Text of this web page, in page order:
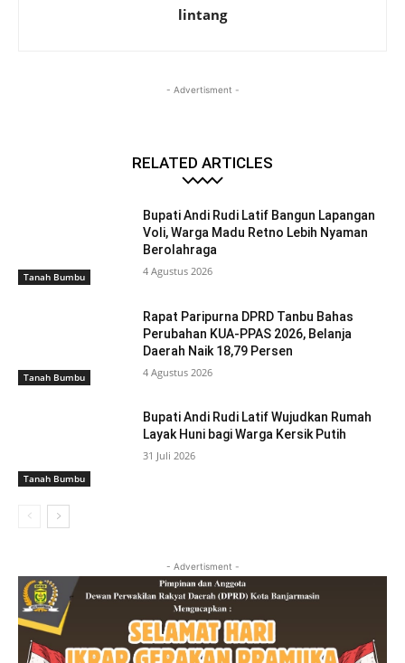
lintang
- Advertisment -
RELATED ARTICLES
Tanah Bumbu
Bupati Andi Rudi Latif Bangun Lapangan
Voli, Warga Madu Retno Lebih Nyaman
Berolahraga
4 Agustus 2026
Tanah Bumbu
Rapat Paripurna DPRD Tanbu Bahas
Perubahan KUA-PPAS 2026, Belanja
Daerah Naik 18,79 Persen
4 Agustus 2026
Tanah Bumbu
Bupati Andi Rudi Latif Wujudkan Rumah
Layak Huni bagi Warga Kersik Putih
31 Juli 2026
- Advertisment -